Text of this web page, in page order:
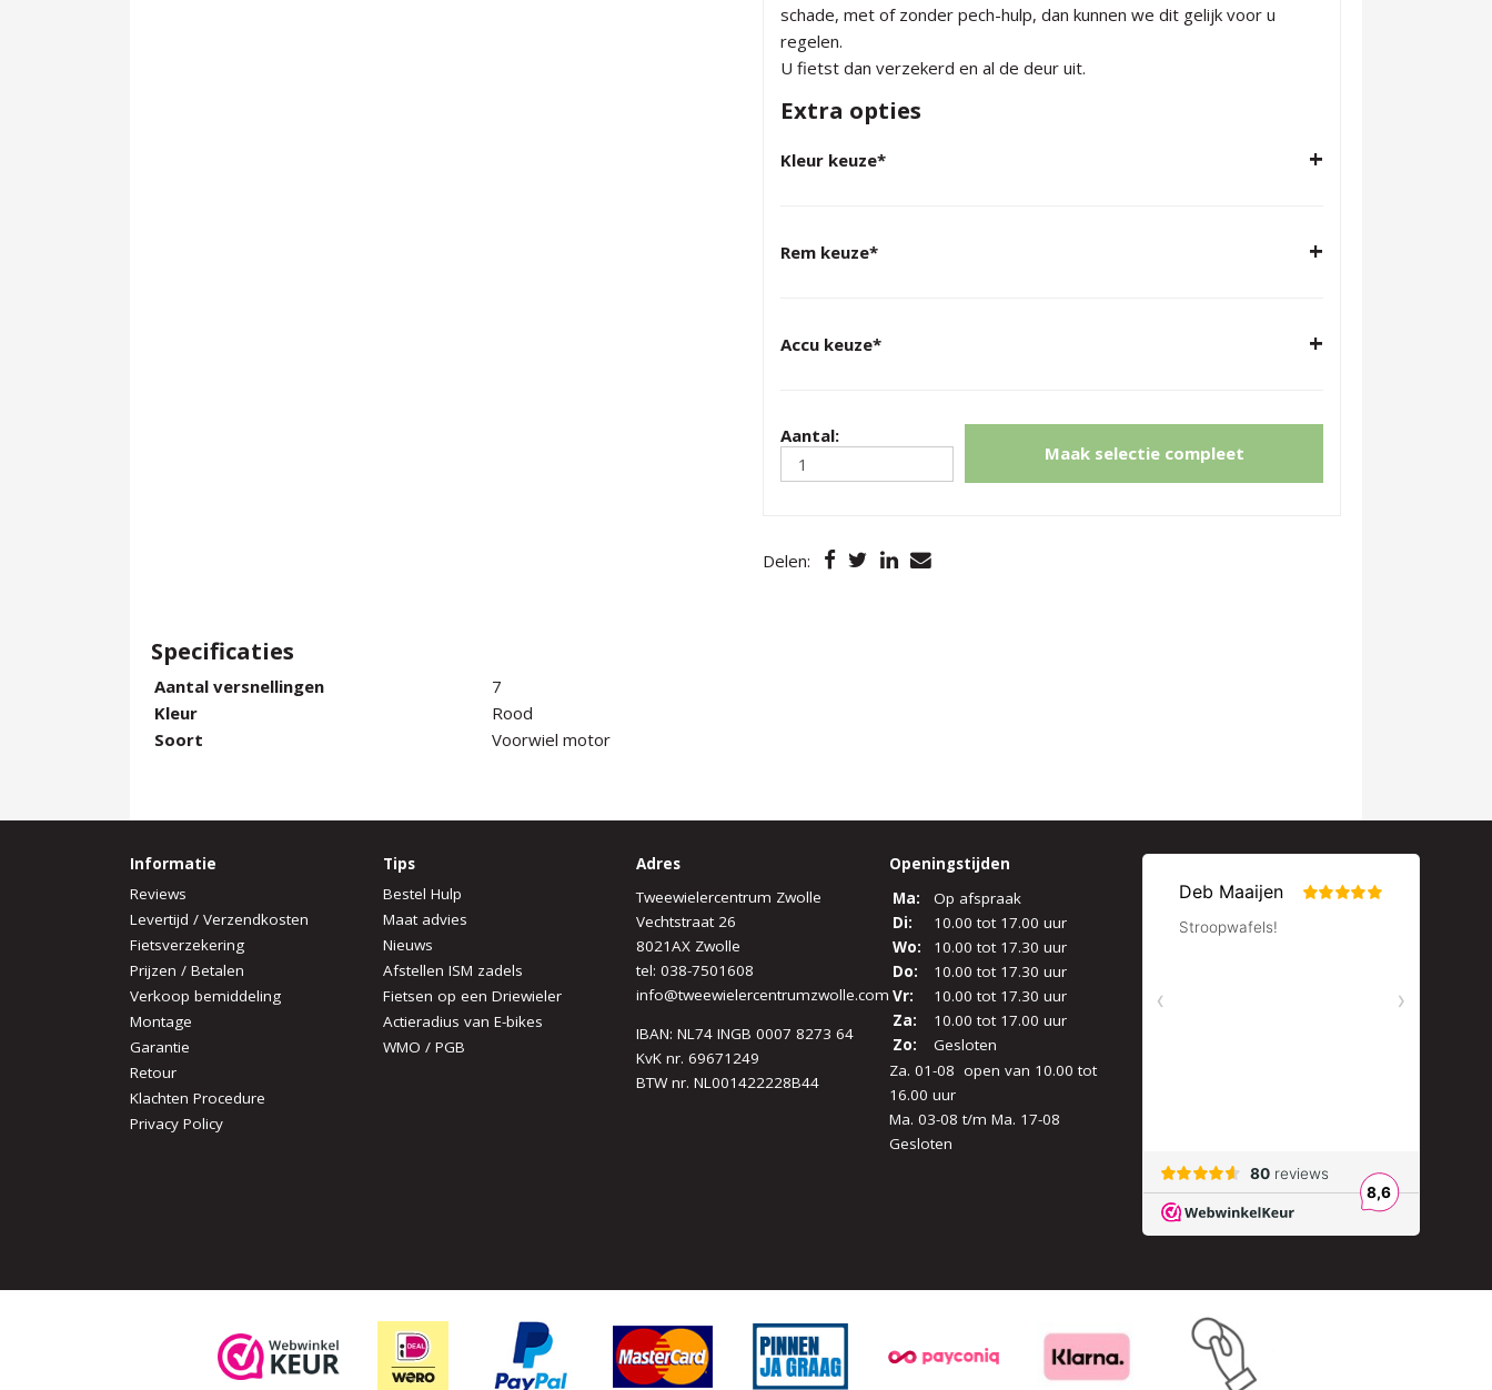
schade, met of zonder pech-hulp, dan kunnen we dit gelijk voor u
regelen.
U fietst dan verzekerd en al de deur uit.
Extra opties
Kleur keuze* +
Rem keuze* +
Accu keuze* +
Aantal:
Maak selectie compleet
Delen:
Specificaties
Aantal versnellingen
7
Kleur
Rood
Soort
Voorwiel motor
Informatie
Reviews
Levertijd / Verzendkosten
Fietsverzekering
Prijzen / Betalen
Verkoop bemiddeling
Montage
Garantie
Retour
Klachten Procedure
Privacy Policy
Tips
Bestel Hulp
Maat advies
Nieuws
Afstellen ISM zadels
Fietsen op een Driewieler
Actieradius van E-bikes
WMO / PGB
Adres
Tweewielercentrum Zwolle
Vechtstraat 26
8021AX Zwolle
tel: 038-7501608
info@tweewielercentrumzwolle.com
IBAN: NL74 INGB 0007 8273 64
KvK nr. 69671249
BTW nr. NL001422228B44
Openingstijden
Ma:
Op afspraak
Di:
10.00 tot 17.00 uur
Wo:
10.00 tot 17.30 uur
Do:
10.00 tot 17.30 uur
Vr:
10.00 tot 17.30 uur
Za:
10.00 tot 17.00 uur
Zo:
Gesloten
Za. 01-08 open van 10.00 tot
16.00 uur
Ma. 03-08 t/m Ma. 17-08
Gesloten